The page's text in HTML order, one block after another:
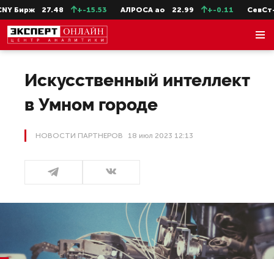
27.48 +-15.53 АЛРОСА ао 22.99 +-0.11 СевСт-ао
Искусственный интеллект
в Умном городе
НОВОСТИ ПАРТНЕРОВ 18 июл 2023 12:13